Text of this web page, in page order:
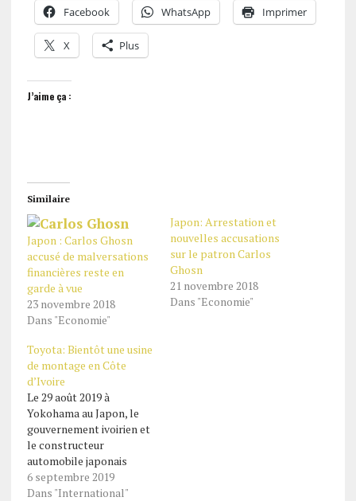
Facebook WhatsApp Imprimer
X Plus
J’aime ça :
Similaire
Japon : Carlos Ghosn
accusé de malversations
financières reste en
garde à vue
23 novembre 2018
Dans "Economie"
Japon: Arrestation et
nouvelles accusations
sur le patron Carlos
Ghosn
21 novembre 2018
Dans "Economie"
Toyota: Bientôt une usine
de montage en Côte
d’Ivoire
Le 29 août 2019 à
Yokohama au Japon, le
gouvernement ivoirien et
le constructeur
automobile japonais
Toyota ont signé un
accord de création d'une
6 septembre 2019
Dans "International"